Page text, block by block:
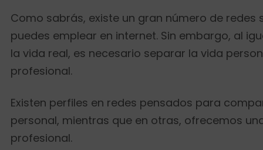
Como sabrás, existe un gran número de redes
puedes emplear en internet. Sin embargo, al
la vida real, es necesario separar la vida
profesional.
Existen perfiles en redes pensados para
personal, mientras que en otras, ofrecemos
profesional.